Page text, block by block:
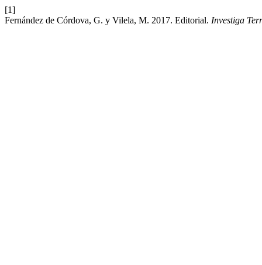
[1]
Fernández de Córdova, G. y Vilela, M. 2017. Editorial. Investiga